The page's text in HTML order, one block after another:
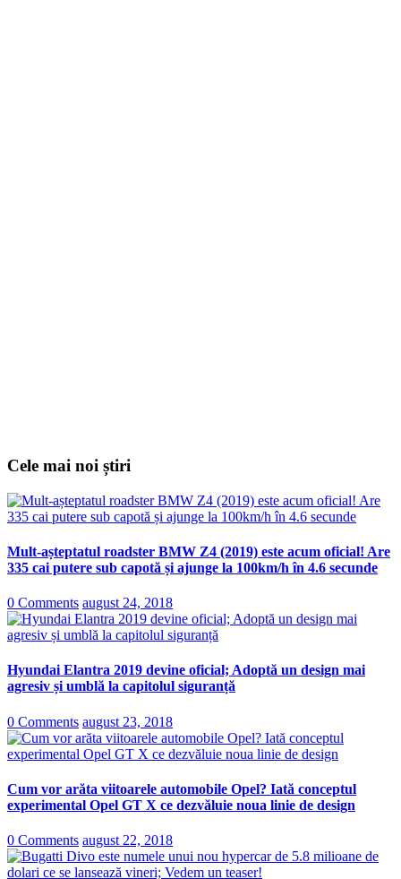
Cele mai noi știri
Mult-așteptatul roadster BMW Z4 (2019) este acum oficial! Are
335 cai putere sub capotă și ajunge la 100km/h în 4.6 secunde
0 Comments august 24, 2018
Hyundai Elantra 2019 devine oficial; Adoptă un design mai
agresiv și umblă la capitolul siguranță
0 Comments august 23, 2018
Cum vor arăta viitoarele automobile Opel? Iată conceptul
experimental Opel GT X ce dezvăluie noua linie de design
0 Comments august 22, 2018